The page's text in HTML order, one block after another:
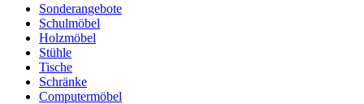
Sonderangebote
Schulmöbel
Holzmöbel
Stühle
Tische
Schränke
Computermöbel